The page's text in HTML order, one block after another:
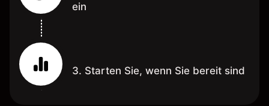
ein
3. Starten Sie, wenn Sie bereit sind